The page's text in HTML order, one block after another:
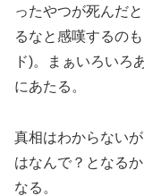
ったやつが死んだ
るなと感嘆するの
ド)。まぁいろいろ
にあたる。
真相はわからない
はなんで？となる
なる。